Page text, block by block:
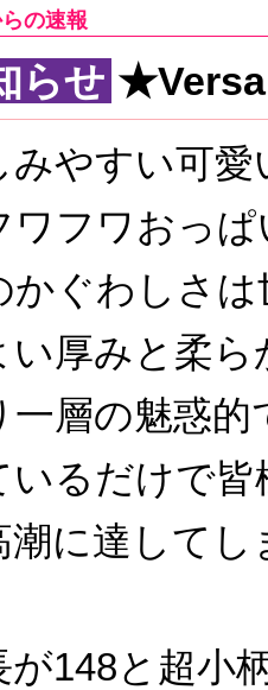
の速報
らせ
みやすい可
ワフワおっぱ
かぐわしさ
い厚みと柔
一層の魅惑的
いるだけで
潮に達して
が148と超小